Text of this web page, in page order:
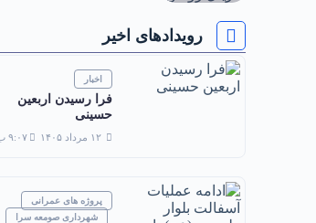
رویدادهای اخیر
اخبار
فرا رسیدن اربعین
حسینی
۱۲ مرداد ۱۴۰۵ ۹:۰۷ ب.ظ
پروژه های عمرانی
شهرداری صومعه سرا